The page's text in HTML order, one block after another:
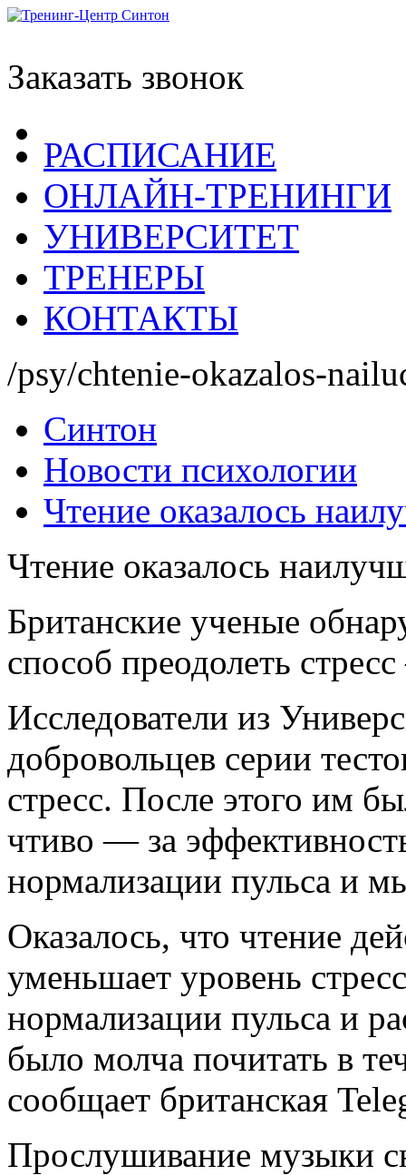
Заказать звонок
РАСПИСАНИЕ
ОНЛАЙН-ТРЕНИНГИ
УНИВЕРСИТЕТ
ТРЕНЕРЫ
КОНТАКТЫ
/psy/chtenie-okazalos-
Синтон
Новости психологии
Чтение оказалось
Чтение оказалось
Британские ученые
способ преодолеть
Исследователи из
добровольцев серии
стресс. После этого им
чтиво — за
нормализации пульса и
Оказалось, что чтение
уменьшает уровень
нормализации пульса и
было молча почитать в
сообщает британская
Прослушивание музыки